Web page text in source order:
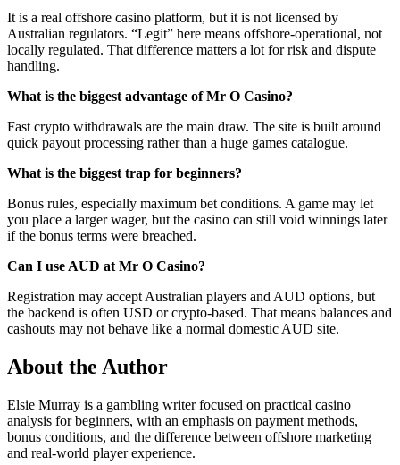
It is a real offshore casino platform, but it is not licensed by
Australian regulators. “Legit” here means offshore-operational, not
locally regulated. That difference matters a lot for risk and dispute
handling.
What is the biggest advantage of Mr O Casino?
Fast crypto withdrawals are the main draw. The site is built around
quick payout processing rather than a huge games catalogue.
What is the biggest trap for beginners?
Bonus rules, especially maximum bet conditions. A game may let
you place a larger wager, but the casino can still void winnings later
if the bonus terms were breached.
Can I use AUD at Mr O Casino?
Registration may accept Australian players and AUD options, but
the backend is often USD or crypto-based. That means balances and
cashouts may not behave like a normal domestic AUD site.
About the Author
Elsie Murray is a gambling writer focused on practical casino
analysis for beginners, with an emphasis on payment methods,
bonus conditions, and the difference between offshore marketing
and real-world player experience.